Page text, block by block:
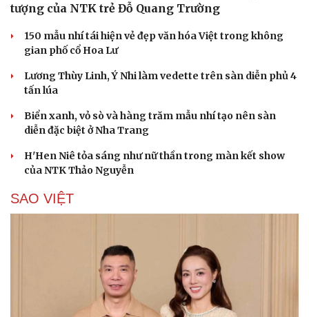
tượng của NTK trẻ Đỗ Quang Trường
150 mẫu nhí tái hiện vẻ đẹp văn hóa Việt trong không
gian phố cổ Hoa Lư
Lương Thùy Linh, Ý Nhi làm vedette trên sàn diễn phủ 4
tấn lúa
Biển xanh, vỏ sò và hàng trăm mẫu nhí tạo nên sàn
diễn đặc biệt ở Nha Trang
H'Hen Niê tỏa sáng như nữ thần trong màn kết show
của NTK Thảo Nguyễn
SAO VIỆT